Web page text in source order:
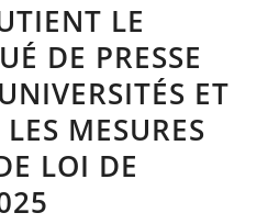
LE
DE PRESSE
ET
MESURES
LOI DE